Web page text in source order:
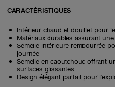
CARACTÉRISTIQUES
Intérieur chaud et douillet pour
Matériaux durables assurant
Semelle intérieure rembourrée
journée
Semelle en caoutchouc offrant
surfaces glissantes
Design élégant parfait pour